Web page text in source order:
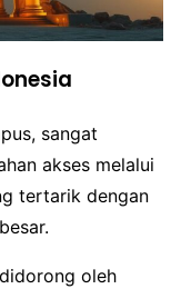
sangat
akses melalui
tertarik dengan
oleh